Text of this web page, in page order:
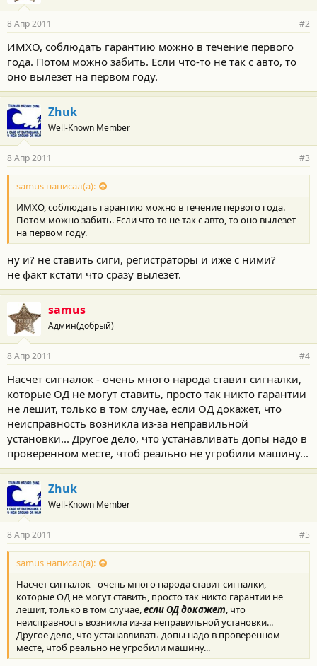
8 Апр 2011 #2
ИМХО, соблюдать гарантию можно в течение первого
года. Потом можно забить. Если что-то не так с авто, то
оно вылезет на первом году.
Zhuk
Well-Known Member
8 Апр 2011 #3
samus написал(а):
ИМХО, соблюдать гарантию можно в течение первого года.
Потом можно забить. Если что-то не так с авто, то оно вылезет
на первом году.
ну и? не ставить сиги, регистраторы и иже с ними?
не факт кстати что сразу вылезет.
samus
Админ(добрый)
8 Апр 2011 #4
Насчет сигналок - очень много народа ставит сигналки,
которые ОД не могут ставить, просто так никто гарантии
не лешит, только в том случае, если ОД докажет, что
неисправность возникла из-за неправильной
установки... Другое дело, что устанавливать допы надо в
проверенном месте, чтоб реально не угробили машину...
Zhuk
Well-Known Member
8 Апр 2011 #5
samus написал(а):
Насчет сигналок - очень много народа ставит сигналки,
которые ОД не могут ставить, просто так никто гарантии не
лешит, только в том случае,если ОД докажет, что
неисправность возникла из-за неправильной установки...
Другое дело, что устанавливать допы надо в проверенном
месте, чтоб реально не угробили машину...